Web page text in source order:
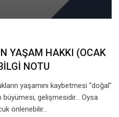
YAŞAM HAKKI (OCAK
NOTU
yaşamını kaybetmesi “doğal”
büyümesi, gelişmesidir… Oysa
önlenebilir…